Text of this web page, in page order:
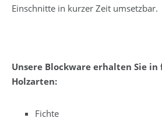
Einschnitte in kurzer Zeit umsetzbar.
Unsere Blockware erhalten Sie in
Holzarten:
Fichte